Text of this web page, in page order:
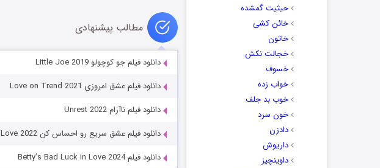
حیثیت گمشده
خائن کشی
خاتون
خجالت نکش
خسوف
خواب زده
خوب بد جلف
خون سرد
دادزن
داریوش
داوینچیز
مطالب پیشنهادی
دانلود فیلم جو کوچولو Little Joe 2019
دانلود فیلم عشق امروزی Love on Trend 2021
دانلود فیلم ناآرام Unrest 2022
دانلود فیلم عشق سریع رو احساس کن Fast & Feel Love 2022
دانلود فیلم Betty’s Bad Luck in Love 2024